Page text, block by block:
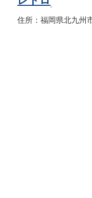
住所：福岡県北九州